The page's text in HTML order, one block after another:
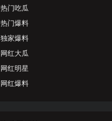
热门吃瓜
热门爆料
独家爆料
网红大瓜
网红明星
网红爆料